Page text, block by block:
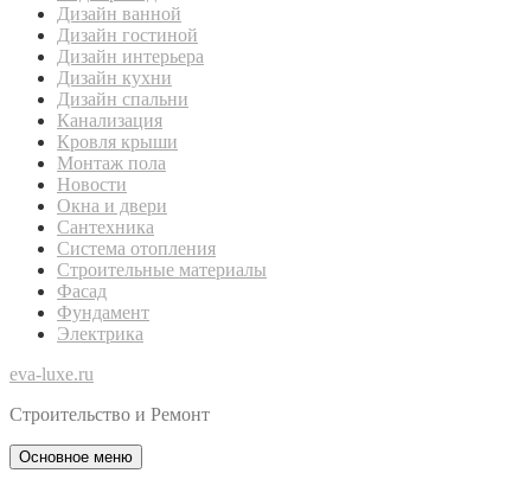
Дизайн ванной
Дизайн гостиной
Дизайн интерьера
Дизайн кухни
Дизайн спальни
Канализация
Кровля крыши
Монтаж пола
Новости
Окна и двери
Сантехника
Система отопления
Строительные материалы
Фасад
Фундамент
Электрика
eva-luxe.ru
Строительство и Ремонт
Основное меню